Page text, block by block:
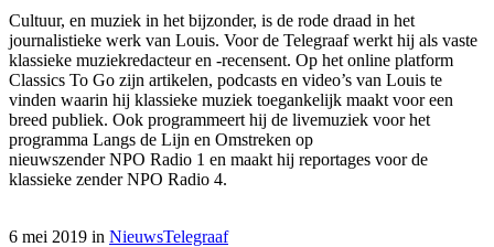
Cultuur, en muziek in het bijzonder, is de rode draad in het
journalistieke werk van Louis. Voor de Telegraaf werkt hij als vaste
klassieke muziekredacteur en -recensent. Op het online platform
Classics To Go zijn artikelen, podcasts en video’s van Louis te
vinden waarin hij klassieke muziek toegankelijk maakt voor een
breed publiek. Ook programmeert hij de livemuziek voor het
programma Langs de Lijn en Omstreken op
nieuwszender NPO Radio 1 en maakt hij reportages voor de
klassieke zender NPO Radio 4.
6 mei 2019 in NieuwsTelegraaf